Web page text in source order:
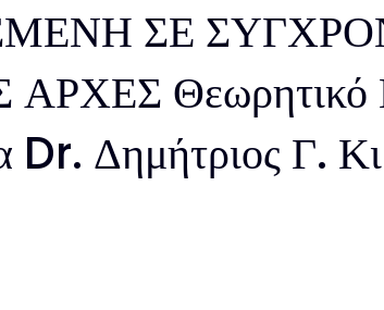
ΣΕ
Θεωρητικό
Dr. Δημήτριος Γ.